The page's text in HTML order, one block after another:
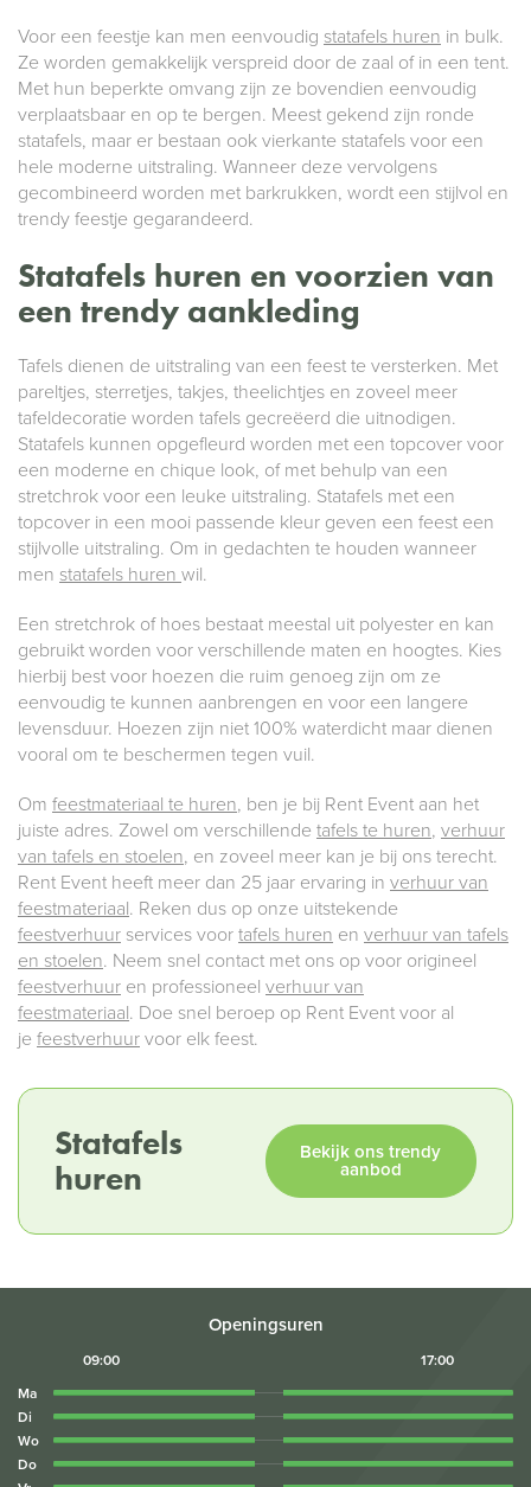
Voor een feestje kan men eenvoudig statafels huren in bulk.
Ze worden gemakkelijk verspreid door de zaal of in een tent.
Met hun beperkte omvang zijn ze bovendien eenvoudig
verplaatsbaar en op te bergen. Meest gekend zijn ronde
statafels, maar er bestaan ook vierkante statafels voor een
hele moderne uitstraling. Wanneer deze vervolgens
gecombineerd worden met barkrukken, wordt een stijlvol en
trendy feestje gegarandeerd.
Statafels huren en voorzien van
een trendy aankleding
Tafels dienen de uitstraling van een feest te versterken. Met
pareltjes, sterretjes, takjes, theelichtjes en zoveel meer
tafeldecoratie worden tafels gecreëerd die uitnodigen.
Statafels kunnen opgefleurd worden met een topcover voor
een moderne en chique look, of met behulp van een
stretchrok voor een leuke uitstraling. Statafels met een
topcover in een mooi passende kleur geven een feest een
stijlvolle uitstraling. Om in gedachten te houden wanneer
men statafels huren wil.
Een stretchrok of hoes bestaat meestal uit polyester en kan
gebruikt worden voor verschillende maten en hoogtes. Kies
hierbij best voor hoezen die ruim genoeg zijn om ze
eenvoudig te kunnen aanbrengen en voor een langere
levensduur. Hoezen zijn niet 100% waterdicht maar dienen
vooral om te beschermen tegen vuil.
Om feestmateriaal te huren, ben je bij Rent Event aan het
juiste adres. Zowel om verschillende tafels te huren, verhuur
van tafels en stoelen, en zoveel meer kan je bij ons terecht.
Rent Event heeft meer dan 25 jaar ervaring in verhuur van
feestmateriaal. Reken dus op onze uitstekende
feestverhuur services voor tafels huren en verhuur van tafels
en stoelen. Neem snel contact met ons op voor origineel
feestverhuur en professioneel verhuur van
feestmateriaal. Doe snel beroep op Rent Event voor al
je feestverhuur voor elk feest.
Statafels
huren
Bekijk ons trendy
aanbod
Openingsuren
09:00
17:00
Ma
Di
Wo
Do